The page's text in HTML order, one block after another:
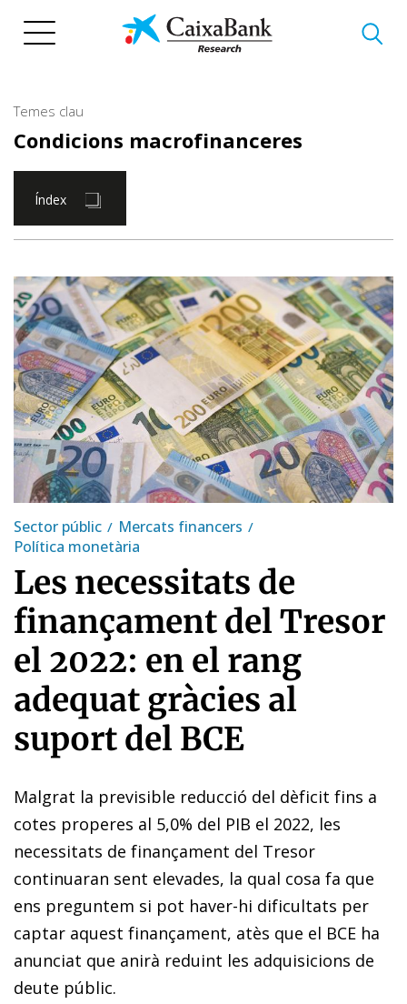
Temes clau
Condicions macrofinanceres
Índex
Sector públic
Mercats financers
Política monetària
Les necessitats de
finançament del Tresor
el 2022: en el rang
adequat gràcies al
suport del BCE
Malgrat la previsible reducció del dèficit fins a
cotes properes al 5,0% del PIB el 2022, les
necessitats de finançament del Tresor
continuaran sent elevades, la qual cosa fa que
ens preguntem si pot haver-hi dificultats per
captar aquest finançament, atès que el BCE ha
anunciat que anirà reduint les adquisicions de
deute públic.